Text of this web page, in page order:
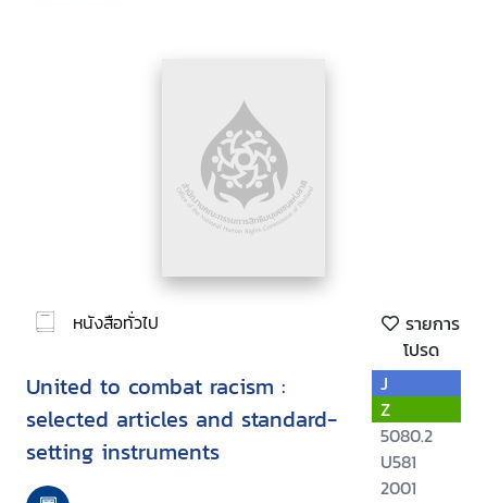
หนังสือทั่วไป
รายการ
โปรด
United to combat racism :
selected articles and standard-
setting instruments
J
Z
5080.2
U581
2001